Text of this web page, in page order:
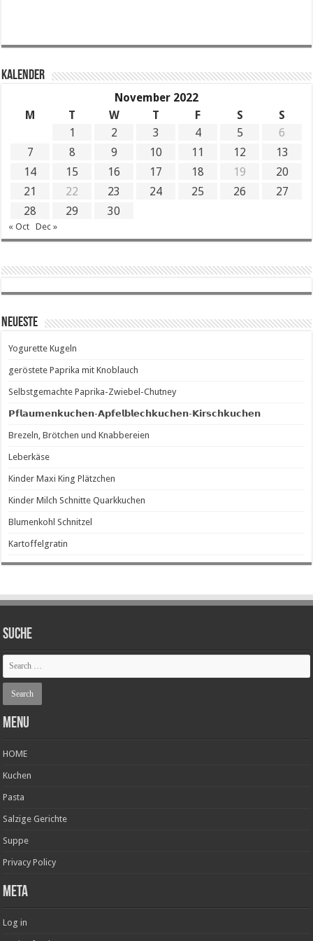
KALENDER
November 2022
M
T W T F S
S
1
2 3 4 5
6
7
8 9 10 11 12
13
14
15 16 17 18 19
20
21
22 23 24 25 26
27
28
29 30
« Oct Dec »
Neueste
Yogurette Kugeln
geröstete Paprika mit Knoblauch
Selbstgemachte Paprika-Zwiebel-Chutney
𝗣𝗳𝗹𝗮𝘂𝗺𝗲𝗻𝗸𝘂𝗰𝗵𝗲𝗻-𝗔𝗽𝗳𝗲𝗹𝗯𝗹𝗲𝗰𝗵𝗸𝘂𝗰𝗵𝗲𝗻-𝗞𝗶𝗿𝘀𝗰𝗵𝗸𝘂𝗰𝗵𝗲𝗻
Brezeln, Brötchen und Knabbereien
Leberkäse
Kinder Maxi King Plätzchen
Kinder Milch Schnitte Quarkkuchen
Blumenkohl Schnitzel
Kartoffelgratin
SUCHE
Menu
HOME
Kuchen
Pasta
Salzige Gerichte
Suppe
Privacy Policy
Meta
Log in